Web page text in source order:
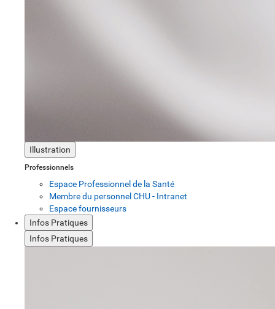
Illustration
Professionnels
Espace Professionnel de la Santé
Membre du personnel CHU - Intranet
Espace fournisseurs
Infos Pratiques
Infos Pratiques